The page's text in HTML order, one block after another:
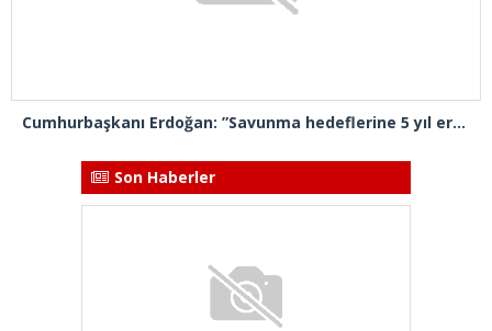
Cumhurbaşkanı Erdoğan: ”Savunma hedeflerine 5 yıl erken ulaşacağız”
Son Haberler